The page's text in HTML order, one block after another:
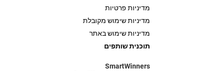
מדיניות פרטיות
מדיניות שימוש מקובלת
מדיניות שימוש באתר
תוכנית שותפים
SmartWinners